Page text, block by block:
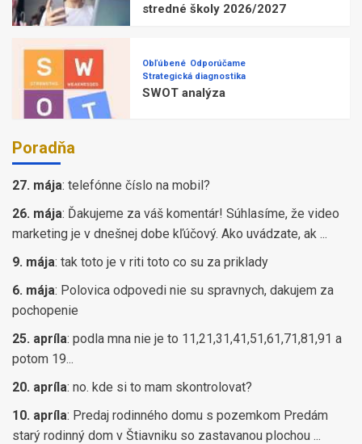
stredné školy 2026/2027
Obľúbené Odporúčame
Strategická diagnostika
SWOT analýza
Poradňa
27. mája: telefónne číslo na mobil?
26. mája: Ďakujeme za váš komentár! Súhlasíme, že video
marketing je v dnešnej dobe kľúčový. Ako uvádzate, ak ...
9. mája: tak toto je v riti toto co su za priklady
6. mája: Polovica odpovedi nie su spravnych, dakujem za
pochopenie
25. apríla: podla mna nie je to 11,21,31,41,51,61,71,81,91 a
potom 19...
20. apríla: no. kde si to mam skontrolovat?
10. apríla: Predaj rodinného domu s pozemkom Predám
starý rodinný dom v Štiavniku so zastavanou plochou ...